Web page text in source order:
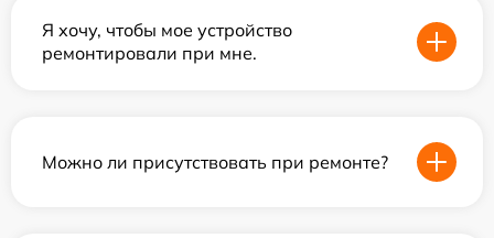
Я хочу, чтобы мое устройство
ремонтировали при мне.
Можно ли присутствовать при ремонте?